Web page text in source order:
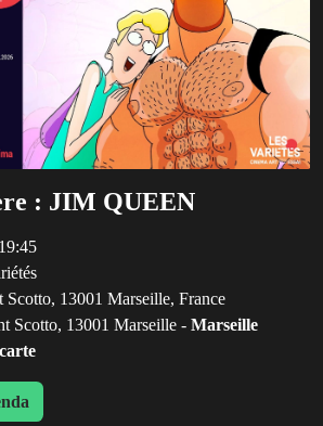
: JIM QUEEN
Scotto, 13001 Marseille, France
Scotto, 13001 Marseille - Marseille